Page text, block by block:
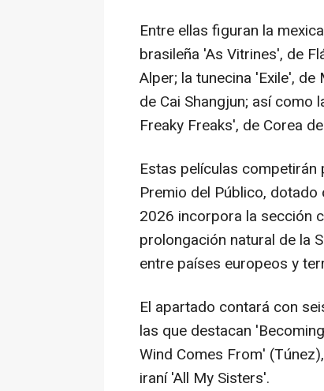
Entre ellas figuran la
brasileña 'As Vitrines', de
Alper; la tunecina 'Exile', de
de Cai Shangjun; así como
Freaky Freaks', de Corea
Estas películas
Premio del Público,
2026 incorpora la sección
prolongación natural de la
entre países europeos y
El apartado contará con
las que destacan
Wind Comes From'
iraní 'All My Sisters'.